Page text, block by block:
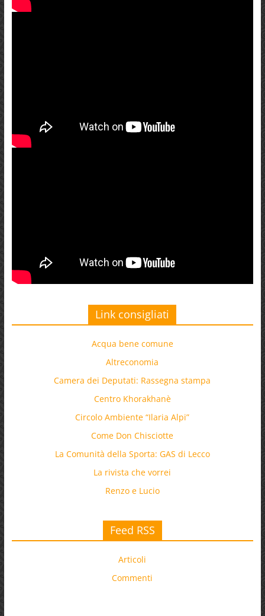
Link consigliati
Acqua bene comune
Altreconomia
Camera dei Deputati: Rassegna stampa
Centro Khorakhanè
Circolo Ambiente “Ilaria Alpi”
Come Don Chisciotte
La Comunità della Sporta: GAS di Lecco
La rivista che vorrei
Renzo e Lucio
Feed RSS
Articoli
Commenti